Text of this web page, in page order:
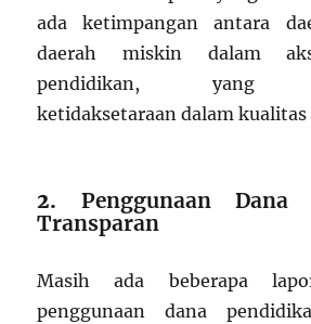
ada ketimpangan antara
daerah miskin dalam
pendidikan, yang
ketidaksetaraan dalam
2. Penggunaan
Transparan
Masih ada beberapa
penggunaan dana